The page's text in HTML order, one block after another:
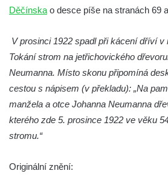
Socha Lišky v ZOO Hluboká
Socha Vlčice s mládětem v ZOO
Socha Rys číhající na srnu v ZOO
Socha Tygr v ZOO Hluboká
Socha Želva v ZOO Hluboká
Děčínska o desce píše na stranách 69
V prosinci 1922 spadl při kácení dříví v
Tokání strom na jetřichovického
Neumanna. Místo skonu připomíná
cestou s nápisem (v překladu): „Na
manžela a otce Johanna Neumanna
kterého zde 5. prosince 1922 ve věku
stromu.“
Originální znění: